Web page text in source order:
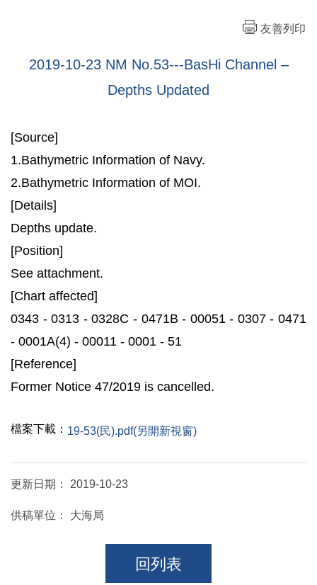
友善列印
2019-10-23 NM No.53---BasHi Channel –
Depths Updated
[Source]
1.Bathymetric Information of Navy.
2.Bathymetric Information of MOI.
[Details]
Depths update.
[Position]
See attachment.
[Chart affected]
0343 - 0313 - 0328C - 0471B - 00051 - 0307 - 0471
- 0001A(4) - 00011 - 0001 - 51
[Reference]
Former Notice 47/2019 is cancelled.
檔案下載： 19-53(民).pdf(另開新視窗)
更新日期： 2019-10-23
供稿單位： 大海局
回列表